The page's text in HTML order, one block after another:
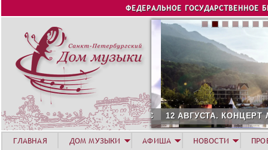
Jump to navigation
ФЕДЕРАЛЬНОЕ ГОСУДАРСТВЕННОЕ
12 АВГУСТА. КОНЦЕРТ
ГЛАВНАЯ ДОМ МУЗЫКИ АФИША НОВОСТИ